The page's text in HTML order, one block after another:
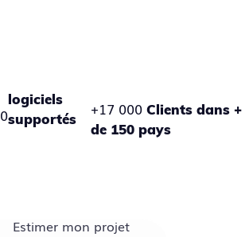
0
logiciels
supportés
+17 000 Clients dans +
de 150 pays
Estimer mon projet